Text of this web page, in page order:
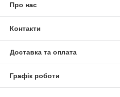
Про нас
Контакти
Доставка та оплата
Графік роботи